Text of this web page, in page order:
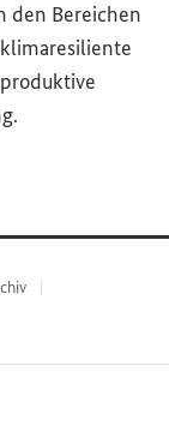
den Bereichen